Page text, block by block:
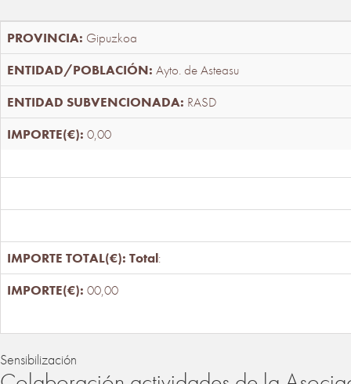
Gipuzkoa
Ayto. de Asteasu
RASD
0,00
Total:
00,00
Sensibilización